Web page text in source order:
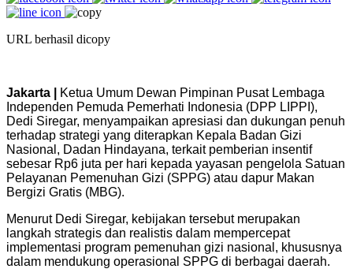
URL berhasil dicopy
Jakarta |
Ketua Umum Dewan Pimpinan Pusat Lembaga
Independen Pemuda Pemerhati Indonesia (DPP LIPPI),
Dedi Siregar, menyampaikan apresiasi dan dukungan penuh
terhadap strategi yang diterapkan Kepala Badan Gizi
Nasional, Dadan Hindayana, terkait pemberian insentif
sebesar Rp6 juta per hari kepada yayasan pengelola Satuan
Pelayanan Pemenuhan Gizi (SPPG) atau dapur Makan
Bergizi Gratis (MBG).
Menurut Dedi Siregar, kebijakan tersebut merupakan
langkah strategis dan realistis dalam mempercepat
implementasi program pemenuhan gizi nasional, khususnya
dalam mendukung operasional SPPG di berbagai daerah.